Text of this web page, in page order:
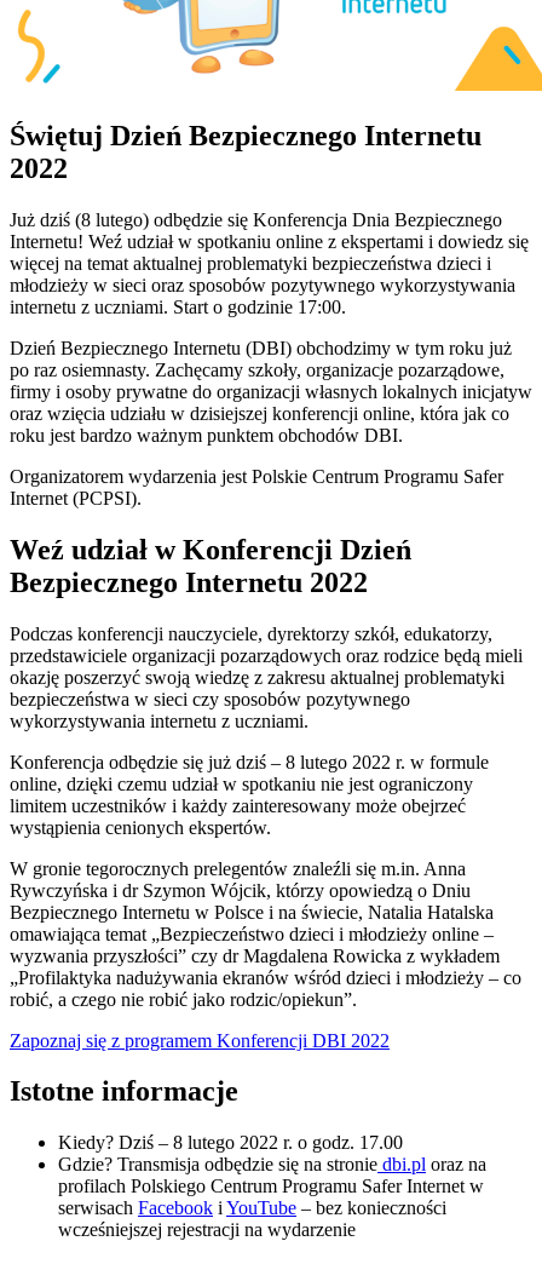
Świętuj Dzień Bezpiecznego Internetu
2022
Już dziś (8 lutego) odbędzie się Konferencja Dnia Bezpiecznego
Internetu! Weź udział w spotkaniu online z ekspertami i dowiedz się
więcej na temat aktualnej problematyki bezpieczeństwa dzieci i
młodzieży w sieci oraz sposobów pozytywnego wykorzystywania
internetu z uczniami. Start o godzinie 17:00.
Dzień Bezpiecznego Internetu (DBI) obchodzimy w tym roku już
po raz osiemnasty. Zachęcamy szkoły, organizacje pozarządowe,
firmy i osoby prywatne do organizacji własnych lokalnych inicjatyw
oraz wzięcia udziału w dzisiejszej konferencji online, która jak co
roku jest bardzo ważnym punktem obchodów DBI.
Organizatorem wydarzenia jest Polskie Centrum Programu Safer
Internet (PCPSI).
Weź udział w Konferencji Dzień
Bezpiecznego Internetu 2022
Podczas konferencji nauczyciele, dyrektorzy szkół, edukatorzy,
przedstawiciele organizacji pozarządowych oraz rodzice będą mieli
okazję poszerzyć swoją wiedzę z zakresu aktualnej problematyki
bezpieczeństwa w sieci czy sposobów pozytywnego
wykorzystywania internetu z uczniami.
Konferencja odbędzie się już dziś – 8 lutego 2022 r. w formule
online, dzięki czemu udział w spotkaniu nie jest ograniczony
limitem uczestników i każdy zainteresowany może obejrzeć
wystąpienia cenionych ekspertów.
W gronie tegorocznych prelegentów znaleźli się m.in. Anna
Rywczyńska i dr Szymon Wójcik, którzy opowiedzą o Dniu
Bezpiecznego Internetu w Polsce i na świecie, Natalia Hatalska
omawiająca temat „Bezpieczeństwo dzieci i młodzieży online –
wyzwania przyszłości” czy dr Magdalena Rowicka z wykładem
„Profilaktyka nadużywania ekranów wśród dzieci i młodzieży – co
robić, a czego nie robić jako rodzic/opiekun”.
Zapoznaj się z programem Konferencji DBI 2022
Istotne informacje
Kiedy? Dziś – 8 lutego 2022 r. o godz. 17.00
Gdzie? Transmisja odbędzie się na stronie dbi.pl oraz na
profilach Polskiego Centrum Programu Safer Internet w
serwisach Facebook i YouTube – bez konieczności
wcześniejszej rejestracji na wydarzenie